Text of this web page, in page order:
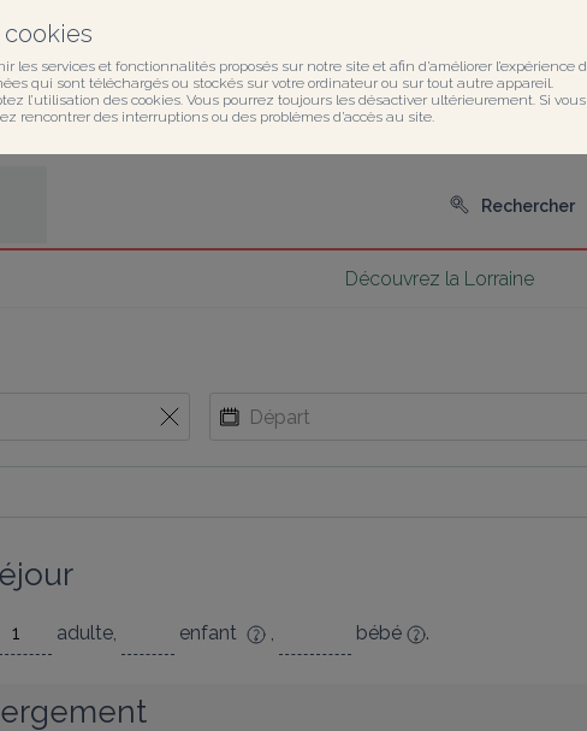
les services et fonctionnalités proposés sur notre site et afin d’améliorer l’expérience
qui sont téléchargés ou stockés sur votre ordinateur ou sur tout autre appareil.
l’utilisation des cookies. Vous pourrez toujours les désactiver ultérieurement. Si
rencontrer des interruptions ou des problèmes d’accès au site.
Rechercher
Découvrez la Lorraine
adulte, enfant , bébé .